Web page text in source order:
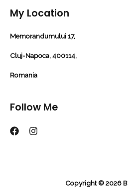
My Location
Memorandumului 17,
Cluj-Napoca, 400114,
Romania
Follow Me
Copyright © 2026